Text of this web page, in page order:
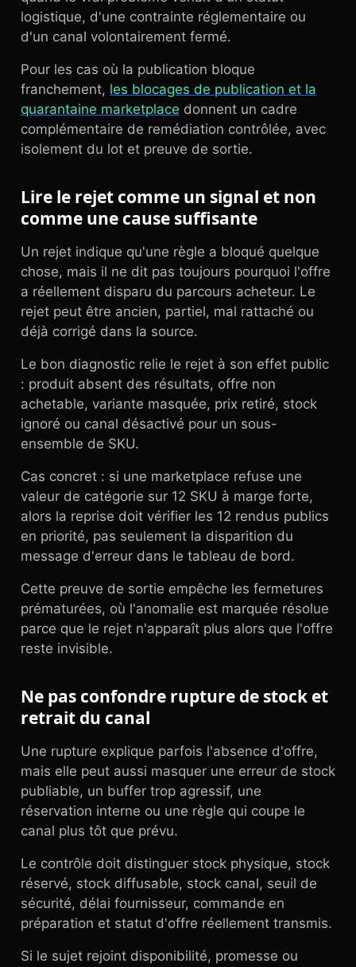
logistique, d'une contrainte réglementaire ou
d'un canal volontairement fermé.
Pour les cas où la publication bloque
franchement, les blocages de publication et la
quarantaine marketplace donnent un cadre
complémentaire de remédiation contrôlée, avec
isolement du lot et preuve de sortie.
Lire le rejet comme un signal et non
comme une cause suffisante
Un rejet indique qu'une règle a bloqué quelque
chose, mais il ne dit pas toujours pourquoi l'offre
a réellement disparu du parcours acheteur. Le
rejet peut être ancien, partiel, mal rattaché ou
déjà corrigé dans la source.
Le bon diagnostic relie le rejet à son effet public
: produit absent des résultats, offre non
achetable, variante masquée, prix retiré, stock
ignoré ou canal désactivé pour un sous-
ensemble de SKU.
Cas concret : si une marketplace refuse une
valeur de catégorie sur 12 SKU à marge forte,
alors la reprise doit vérifier les 12 rendus publics
en priorité, pas seulement la disparition du
message d'erreur dans le tableau de bord.
Cette preuve de sortie empêche les fermetures
prématurées, où l'anomalie est marquée résolue
parce que le rejet n'apparaît plus alors que l'offre
reste invisible.
Ne pas confondre rupture de stock et
retrait du canal
Une rupture explique parfois l'absence d'offre,
mais elle peut aussi masquer une erreur de stock
publiable, un buffer trop agressif, une
réservation interne ou une règle qui coupe le
canal plus tôt que prévu.
Le contrôle doit distinguer stock physique, stock
réservé, stock diffusable, stock canal, seuil de
sécurité, délai fournisseur, commande en
préparation et statut d'offre réellement transmis.
Si le sujet rejoint disponibilité, promesse ou